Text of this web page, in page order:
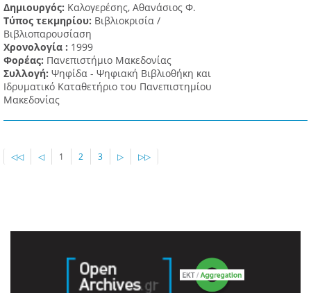
Δημιουργός: Καλογερέσης, Αθανάσιος Φ.
Τύπος τεκμηρίου: Βιβλιοκρισία /
Βιβλιοπαρουσίαση
Χρονολογία : 1999
Φορέας: Πανεπιστήμιο Μακεδονίας
Συλλογή: Ψηφίδα - Ψηφιακή Βιβλιοθήκη και
Ιδρυματικό Καταθετήριο του Πανεπιστημίου
Μακεδονίας
◁◁ ◁ 1 2 3 ▷ ▷▷